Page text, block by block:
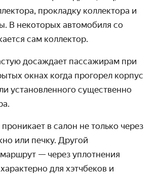
прокладку коллектора и
В некоторых автомобиля со
сам коллектор.
досаждает пассажирам при
окнах когда прогорел корпус
установленного существенно
в салон не только через
или печку. Другой
— через уплотнения
для хэтчбеков и